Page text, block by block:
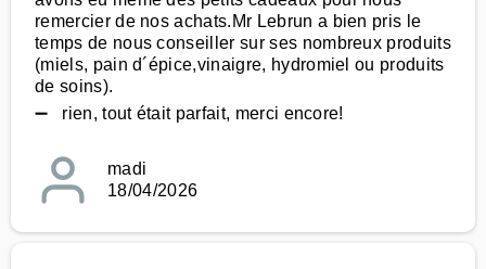
remercier de nos achats.Mr Lebrun a bien pris le
temps de nous conseiller sur ses nombreux produits
(miels, pain d´épice,vinaigre, hydromiel ou produits
de soins).
➖ rien, tout était parfait, merci encore!
madi
18/04/2026